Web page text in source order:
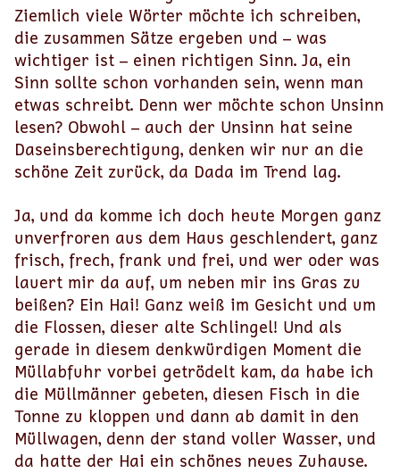
Ziemlich viele Wörter möchte ich schreiben,
die zusammen Sätze ergeben und – was
wichtiger ist – einen richtigen Sinn. Ja, ein
Sinn sollte schon vorhanden sein, wenn man
etwas schreibt. Denn wer möchte schon Unsinn
lesen? Obwohl – auch der Unsinn hat seine
Daseinsberechtigung, denken wir nur an die
schöne Zeit zurück, da Dada im Trend lag.
Ja, und da komme ich doch heute Morgen ganz
unverfroren aus dem Haus geschlendert, ganz
frisch, frech, frank und frei, und wer oder was
lauert mir da auf, um neben mir ins Gras zu
beißen? Ein Hai! Ganz weiß im Gesicht und um
die Flossen, dieser alte Schlingel! Und als
gerade in diesem denkwürdigen Moment die
Müllabfuhr vorbei getrödelt kam, da habe ich
die Müllmänner gebeten, diesen Fisch in die
Tonne zu kloppen und dann ab damit in den
Müllwagen, denn der stand voller Wasser, und
da hatte der Hai ein schönes neues Zuhause.